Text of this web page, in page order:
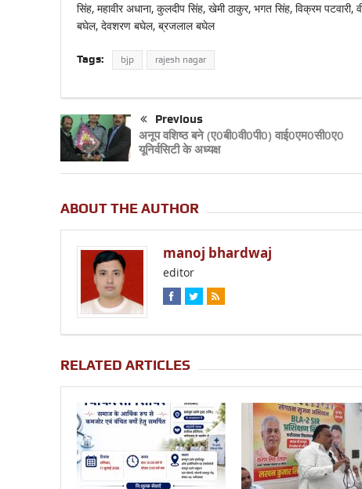
सिंह, महावीर अधाना, कुलदीप सिंह, खेमी ठाकुर, भगत सिंह, विक्रम
बघेल, देवशरण बघेल, ब्रजलाल बघेल
Tags: bjp rajesh nagar
Previous
अनूप वशिष्ठ बने (ए0बी0वी0पी0) वाई0एम0सी0ए0
यूनिर्वसिटी के अध्यक्ष
ABOUT THE AUTHOR
manoj bhardwaj
editor
RELATED ARTICLES